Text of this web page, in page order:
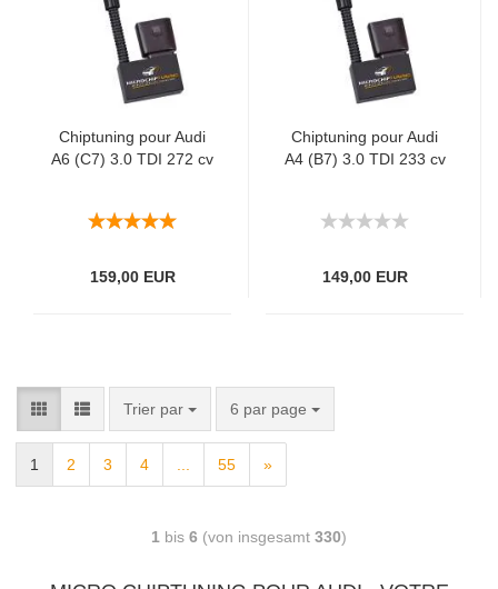
Chiptuning pour Audi
A6 (C7) 3.0 TDI 272 cv
159,00 EUR
Chiptuning pour Audi
A4 (B7) 3.0 TDI 233 cv
149,00 EUR
Trier par 6 par page
1 2 3 4 55 »
1 bis 6 (von insgesamt 330)